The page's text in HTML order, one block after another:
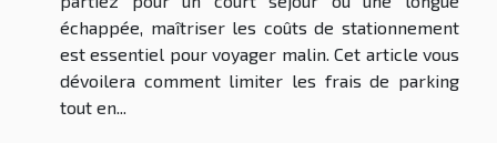
échappée, maîtriser les coûts de stationnement
est essentiel pour voyager malin. Cet article vous
dévoilera comment limiter les frais de parking
tout en...